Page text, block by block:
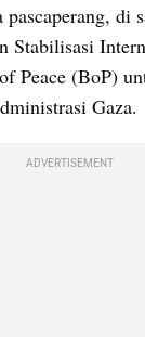
di
Stabilisasi
Peace (BoP)
Gaza.
ADVERTISEMENT